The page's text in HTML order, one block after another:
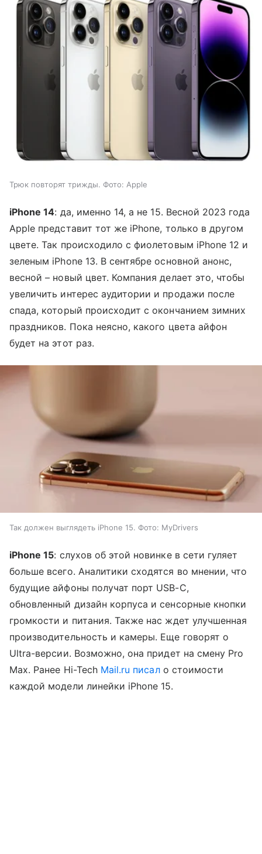
Трюк повторят трижды. Фото: Apple
iPhone 14: да, именно 14, а не 15. Весной 2023 года
Apple представит тот же iPhone, только в другом
цвете. Так происходило с фиолетовым iPhone 12 и
зеленым iPhone 13. В сентябре основной анонс,
весной – новый цвет. Компания делает это, чтобы
увеличить интерес аудитории и продажи после
спада, который происходит с окончанием зимних
праздников. Пока неясно, какого цвета айфон
будет на этот раз.
Так должен выглядеть iPhone 15. Фото: MyDrivers
iPhone 15: слухов об этой новинке в сети гуляет
больше всего. Аналитики сходятся во мнении, что
будущие айфоны получат порт USB-C,
обновленный дизайн корпуса и сенсорные кнопки
громкости и питания. Также нас ждет улучшенная
производительность и камеры. Еще говорят о
Ultra-версии. Возможно, она придет на смену Pro
Max. Ранее Hi-Tech Mail.ru писало стоимости
каждой модели линейки iPhone 15.